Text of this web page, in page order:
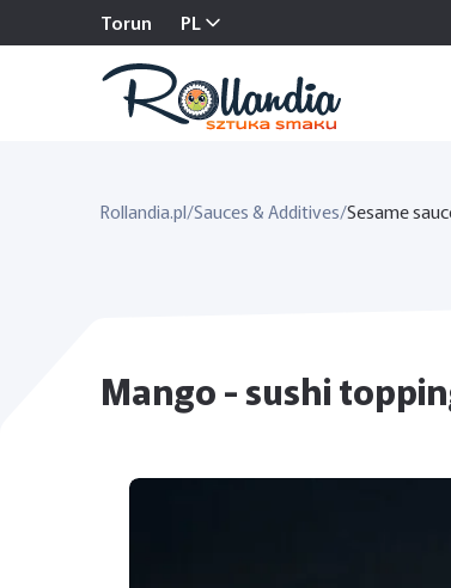
Torun PL
Rollandia.pl/Sauces & Additives/Sesame
Mango - sushi